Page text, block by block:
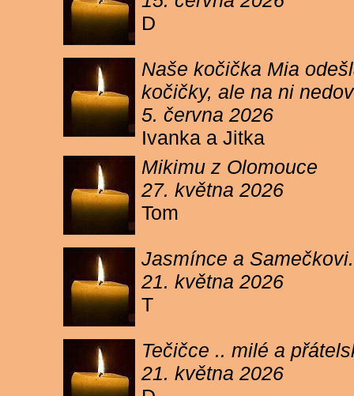
D
Naše kočička Mia
kočičky, ale na ni
5. června 2026
Ivanka a Jitka
Mikimu z Olomouce
27. května 2026
Tom
Jasmínce a
21. května 2026
T
Tečičce .. milé a
21. května 2026